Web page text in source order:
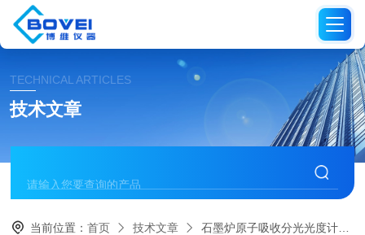
TECHNICAL ARTICLES
技术文章
当前位置：首页 技术文章 石墨炉原子吸收分光光度计的特点和使用